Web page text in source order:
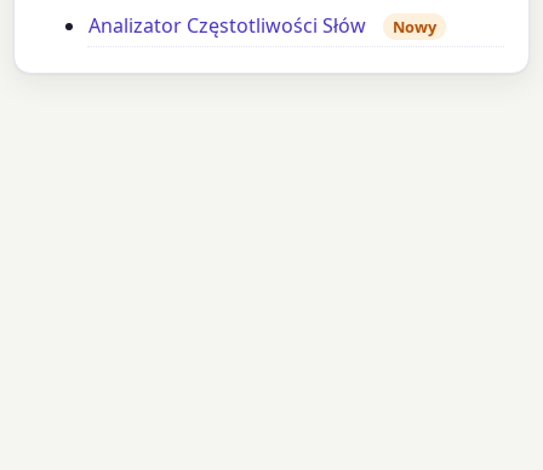
Analizator Częstotliwości Słów Nowy